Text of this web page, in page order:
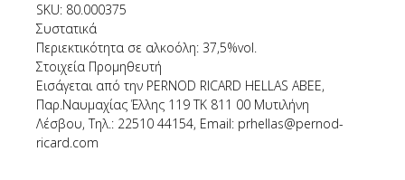
SKU: 80.000375
Συστατικά
Περιεκτικότητα σε αλκοόλη: 37,5%vol.
Στοιχεία Προμηθευτή
Εισάγεται από την PERNOD RICARD HELLAS ABEE,
Παρ.Ναυμαχίας Έλλης 119 ΤΚ 811 00 Μυτιλήνη
Λέσβου, Τηλ.: 22510 44154, Email: prhellas@pernod-
ricard.com